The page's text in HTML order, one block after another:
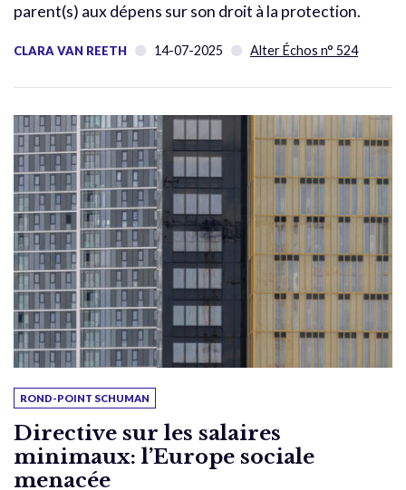
parent(s) aux dépens sur son droit à la protection.
CLARA VAN REETH 14-07-2025 Alter Échos n° 524
ROND-POINT SCHUMAN
Directive sur les salaires
minimaux: l’Europe sociale
menacée